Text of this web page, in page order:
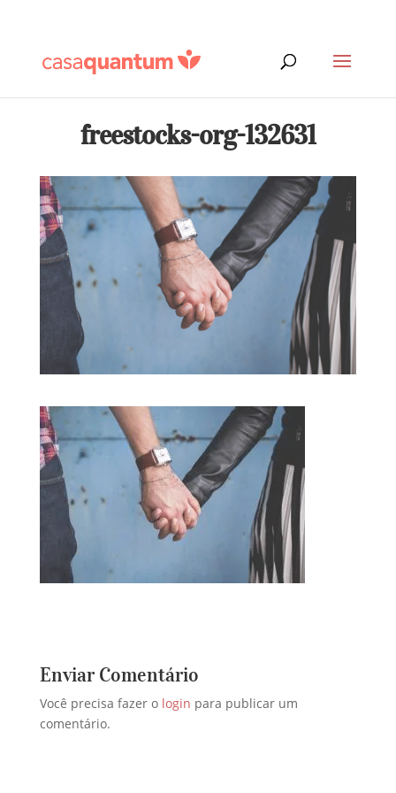
freestocks-org-132631
Enviar Comentário
Você precisa fazer o login para publicar um
comentário.